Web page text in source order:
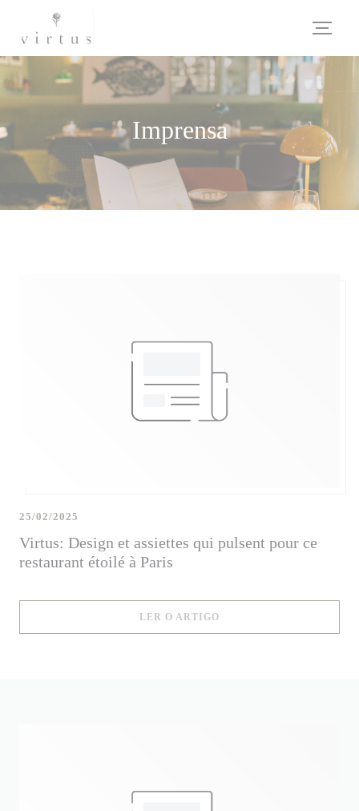
Imprensa
Virtus: Design et assiettes qui pulsent pour ce
restaurant étoilé à Paris
25/02/2025
LER O ARTIGO((ABRE NUMA NOVA